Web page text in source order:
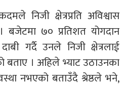
निजी क्षेत्रप्रति अविश्वास
७० प्रतिशत योगदान
गर्दै उनले निजी क्षेत्रलाई
बताए । अहिले भ्याट उठाउनका
नभएको बताउँदै श्रेष्ठले भने,